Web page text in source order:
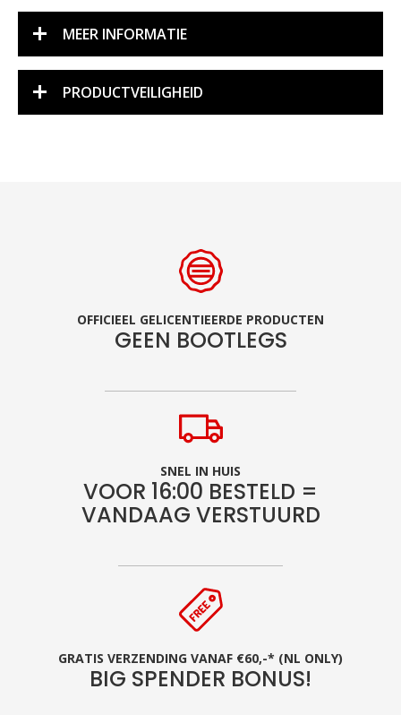
MEER INFORMATIE
PRODUCTVEILIGHEID
OFFICIEEL GELICENTIEERDE PRODUCTEN
GEEN BOOTLEGS
SNEL IN HUIS
VOOR 16:00 BESTELD =
VANDAAG VERSTUURD
GRATIS VERZENDING VANAF €60,-* (NL ONLY)
BIG SPENDER BONUS!